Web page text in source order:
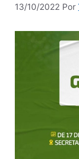
13/10/2022 Por